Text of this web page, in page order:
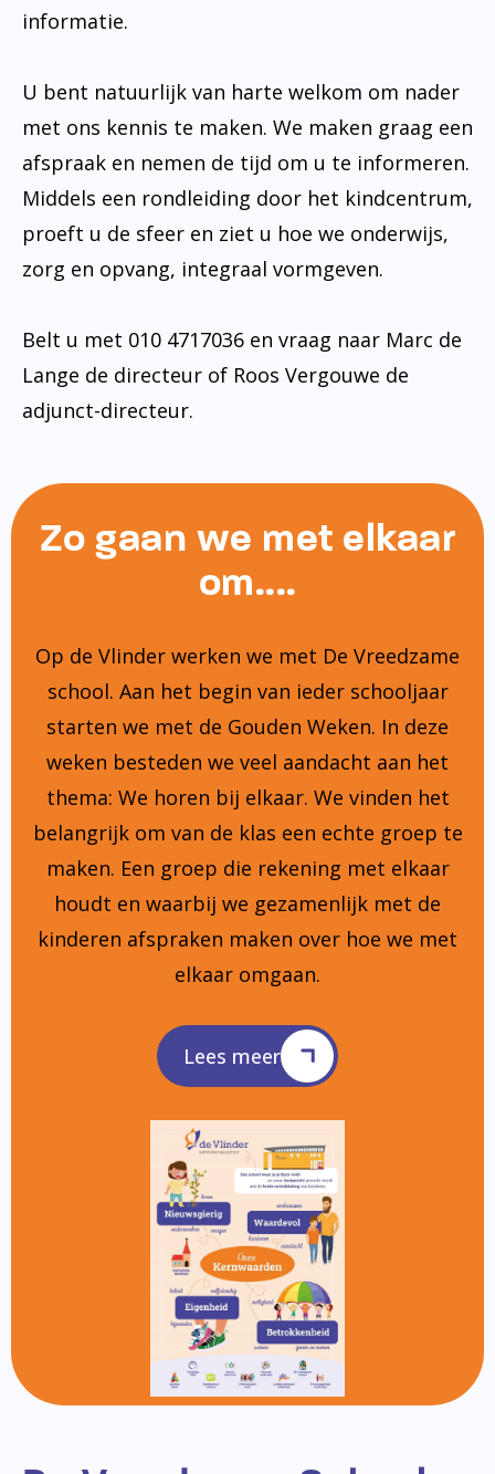
informatie.
U bent natuurlijk van harte welkom om nader
met ons kennis te maken. We maken graag een
afspraak en nemen de tijd om u te informeren.
Middels een rondleiding door het kindcentrum,
proeft u de sfeer en ziet u hoe we onderwijs,
zorg en opvang, integraal vormgeven.
Belt u met 010 4717036 en vraag naar Marc de
Lange de directeur of Roos Vergouwe de
adjunct-directeur.
Zo gaan we met elkaar
om....
Op de Vlinder werken we met De Vreedzame
school. Aan het begin van ieder schooljaar
starten we met de Gouden Weken. In deze
weken besteden we veel aandacht aan het
thema: We horen bij elkaar. We vinden het
belangrijk om van de klas een echte groep te
maken. Een groep die rekening met elkaar
houdt en waarbij we gezamenlijk met de
kinderen afspraken maken over hoe we met
elkaar omgaan.
Lees meer